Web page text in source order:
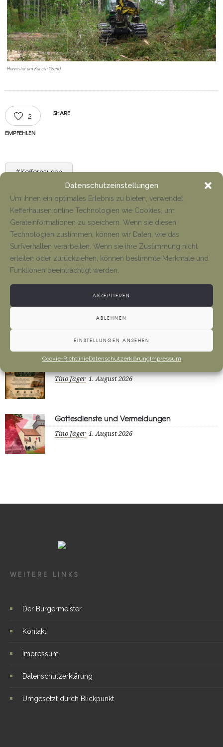
Datenschutzeinstellungen
Um ihnen ein optimales Erlebnis zu bieten, verwendet
Kefferhausen.online Technologien wie Cookies, um
Geräteinformationen zu speichern. Wenn sie diesen
Technologien zustimmen, können wir Daten, wie das
Surfverhalten verarbeiten. Wenn sie ihre Zustimmung nicht
erteilen oder zurückziehen, können bestimmte Merkmale und
Funktionen beeinträchtigt werden.
AKZEPTIEREN
ABLEHNEN
EINSTELLUNGEN ANSEHEN
Cookie-RichtlinieDatenschutzerklärungImpressum
Harvester am Kurzen Grund
2
EMPFEHLEN
SHARE
#Kefferhausen
NEWS
Anfahrt Cyriakuswallfahrt
Neueröffnung Gaststätte
Tino Jäger 1. August 2026
Gottesdienste und Vermeldungen
Tino Jäger 1. August 2026
WEITERE LINKS
Der Bürgermeister
Kontakt
Impressum
Datenschutzerklärung
Umgesetzt durch Blickpunkt